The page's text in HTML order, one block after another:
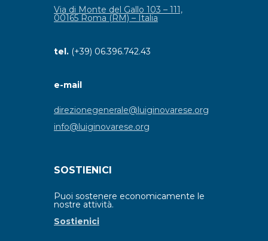
Via di Monte del Gallo 103 – 111,
00165 Roma (RM) – Italia
tel. (+39) 06.396.742.43
e-mail
direzionegenerale@luiginovarese.org
info@luiginovarese.org
SOSTIENICI
Puoi sostenere economicamente le
nostre attività.
Sostienici